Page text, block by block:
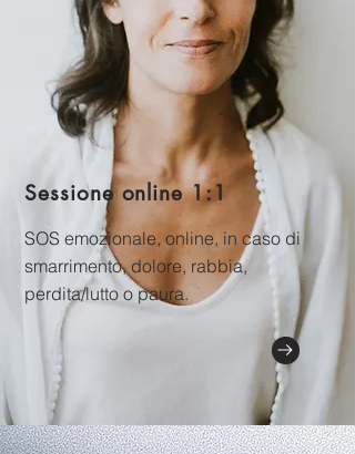
Sessione online 1:1
SOS emozionale, online, in caso di
smarrimento, dolore, rabbia,
perdita/lutto o paura.